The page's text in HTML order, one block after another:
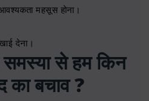
महसूस होना।
देना।
समस्या से हम किन
का बचाव ?